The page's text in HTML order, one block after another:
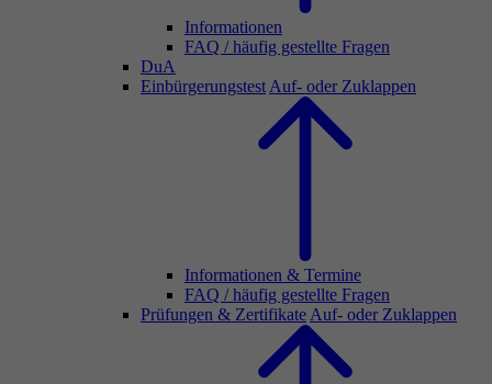
Informationen
FAQ / häufig gestellte Fragen
DuA
Einbürgerungstest Auf- oder Zuklappen
Informationen & Termine
FAQ / häufig gestellte Fragen
Prüfungen & Zertifikate Auf- oder Zuklappen